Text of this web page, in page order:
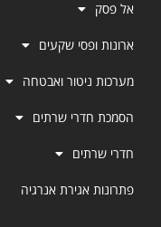
אל פסק
ארונות ופסי שקעים
מערכות ניטור ואבטחה
הסמכת חדרי שרתים
חדרי שרתים
פתרונות אגירת אנרגיה